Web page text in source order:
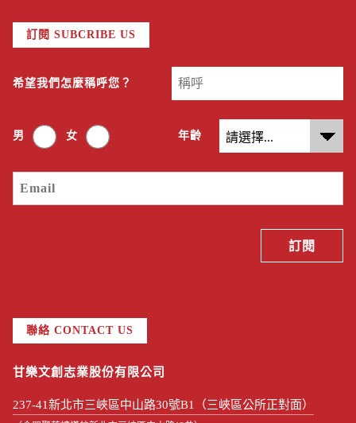
訂閱 SUBCRIBE US
希望我們怎麼稱呼您？
男 女 年齡
聯絡 CONTACT US
甘樂文創志業股份有限公司
237-41新北市三峽區中山路30號B1（三峽區公所正對面）